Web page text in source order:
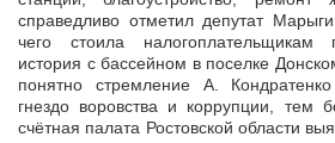
справедливо отметил депутат
чего стоила налогоплательщикам
история с бассейном в поселке
понятно стремление А.
гнездо воровства и коррупции, тем
счётная палата Ростовской области